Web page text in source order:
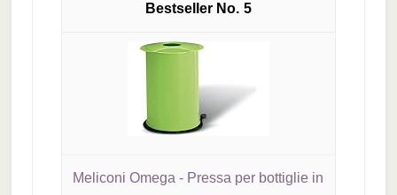
5
Meliconi Omega - Pressa per bottiglie in